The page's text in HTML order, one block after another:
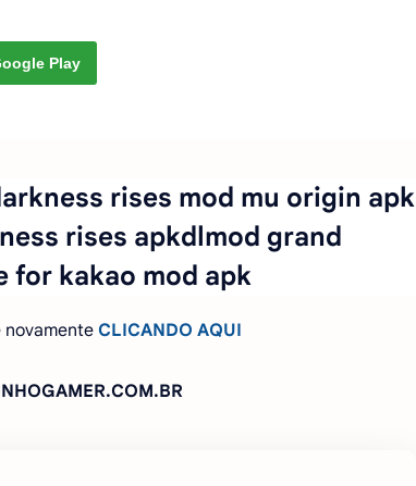
Play
rises mod mu origin apk
rises apkdlmod grand
for kakao mod apk
novamente CLICANDO AQUI